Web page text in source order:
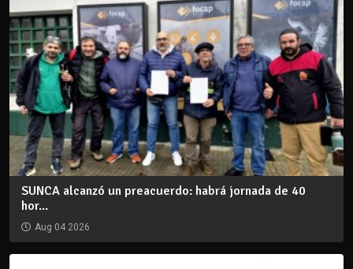
SUNCA alcanzó un preacuerdo: habrá jornada de 40
hor...
Aug 04 2026